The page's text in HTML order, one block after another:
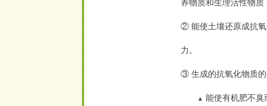
养物质和生理活性物
② 能使土壤还原成抗氧
力。
③ 生成的抗氧化物质
▲ 能使有机肥不臭